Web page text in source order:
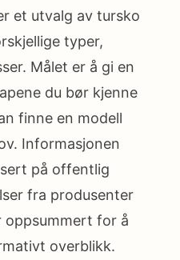
et utvalg av tursko
typer,
Målet er å gi en
du bør kjenne
finne en modell
Informasjonen
på offentlig
fra produsenter
oppsummert for å
overblikk.